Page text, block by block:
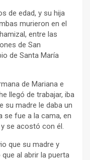
de edad, y su hija
murieron en el
entre las
de San
de Santa María
de Mariana e
llegó de trabajar, iba
su madre le daba un
se fue a la cama, en
se acostó con él.
que su madre y
al abrir la puerta